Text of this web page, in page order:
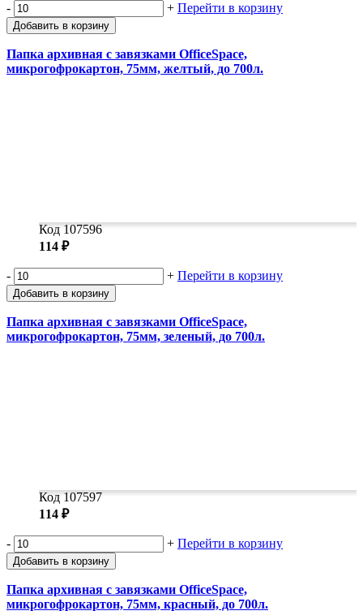
- + Перейти в корзину
Добавить в корзину
Папка архивная с завязками OfficeSpace,
микрогофрокартон, 75мм, желтый, до 700л.
Код 107596
114 ₽
- + Перейти в корзину
Добавить в корзину
Папка архивная с завязками OfficeSpace,
микрогофрокартон, 75мм, зеленый, до 700л.
Код 107597
114 ₽
- + Перейти в корзину
Добавить в корзину
Папка архивная с завязками OfficeSpace,
микрогофрокартон, 75мм, красный, до 700л.